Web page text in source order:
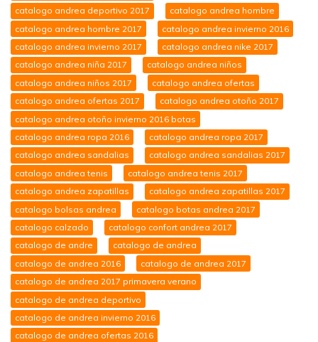
catalogo andrea deportivo 2017
catalogo andrea hombre
catalogo andrea hombre 2017
catalogo andrea invierno 2016
catalogo andrea invierno 2017
catalogo andrea nike 2017
catalogo andrea niña 2017
catalogo andrea niños
catalogo andrea niños 2017
catalogo andrea ofertas
catalogo andrea ofertas 2017
catalogo andrea otoño 2017
catalogo andrea otoño invierno 2016 botas
catalogo andrea ropa 2016
catalogo andrea ropa 2017
catalogo andrea sandalias
catalogo andrea sandalias 2017
catalogo andrea tenis
catalogo andrea tenis 2017
catalogo andrea zapatillas
catalogo andrea zapatillas 2017
catalogo bolsas andrea
catalogo botas andrea 2017
catalogo calzado
catalogo confort andrea 2017
catalogo de andre
catalogo de andrea
catalogo de andrea 2016
catalogo de andrea 2017
catalogo de andrea 2017 primavera verano
catalogo de andrea deportivo
catalogo de andrea invierno 2016
catalogo de andrea ofertas 2016